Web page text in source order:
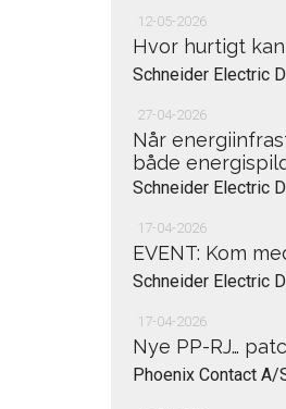
12-05-2026
Hvor hurtigt
Schneider Electric
27-04-2026
Når
både
Schneider Electric
17-04-2026
EVENT: Kom
Schneider Electric
17-04-2026
Nye PP-RJ…
Phoenix Contact A/